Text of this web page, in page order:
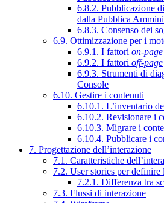
6.8.2. Pubblicazione
dalla Pubblica
6.8.3. Consenso dei
6.9. Ottimizzazione per i
6.9.1. I fattori on-page
6.9.2. I fattori off-page
6.9.3. Strumenti di
Console
6.10. Gestire i contenuti
6.10.1. L’inventario
6.10.2. Revisionare i
6.10.3. Migrare i
6.10.4. Pubblicare i
7. Progettazione dell’interazione
7.1. Caratteristiche
7.2. User stories per definire
7.2.1. Differenza tra
7.3. Flussi di interazione